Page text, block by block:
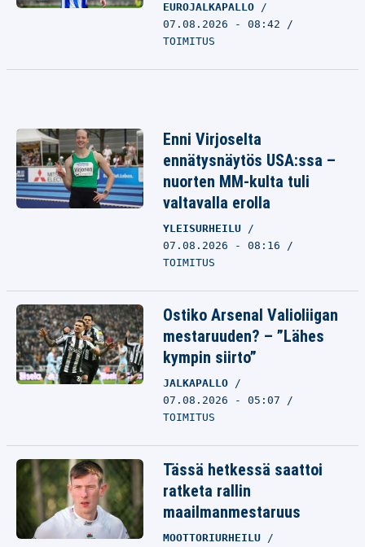
EUROJALKAPALLO
07.08.2026 - 08:42
TOIMITUS
Enni Virjoselta
ennätysnäytös USA:ssa –
nuorten MM-kulta tuli
valtavalla erolla
YLEISURHEILU
07.08.2026 - 08:16
TOIMITUS
Ostiko Arsenal Valioliigan
mestaruuden? – ”Lähes
kympin siirto”
JALKAPALLO
07.08.2026 - 05:07
TOIMITUS
Tässä hetkessä saattoi
ratketa rallin
maailmanmestaruus
MOOTTORIURHEILU